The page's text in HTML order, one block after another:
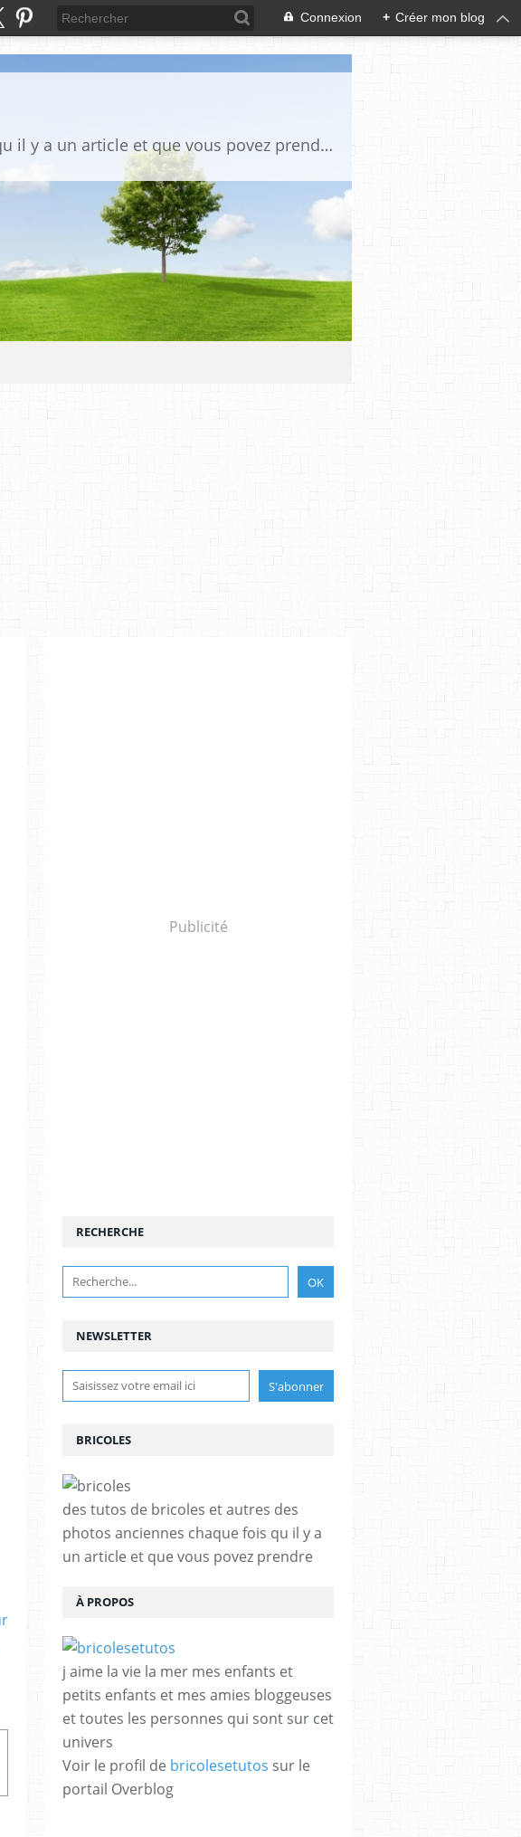
Connexion + Créer mon blog
des tutos de bricoles et autres des photos anciennes chaque fois qu il y a un article et que vous povez prendre
Publicité
NEWSLETTER
RECHERCHE
BRICOLES
des tutos de bricoles et autres des
photos anciennes chaque fois qu il y a
un article et que vous povez prendre
À PROPOS
j aime la vie la mer mes enfants et
petits enfants et mes amies bloggeuses
et toutes les personnes qui sont sur cet
univers
Voir le profil de bricolesetutos sur le
portail Overblog